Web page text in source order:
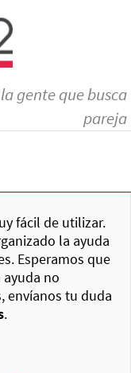
gente que busca
pareja
fácil de utilizar.
la ayuda
Esperamos que
no
envíanos tu duda
.